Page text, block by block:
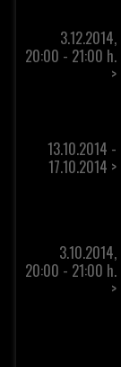
3.12.2014,
20:00 - 21:00 h.
>
13.10.2014 -
17.10.2014 >
3.10.2014,
20:00 - 21:00 h.
>